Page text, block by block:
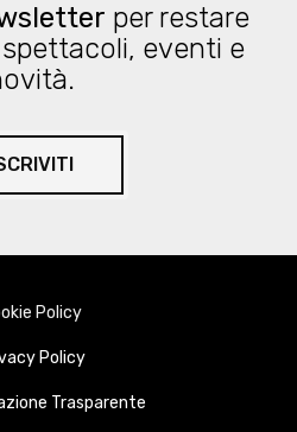
per restare
eventi e
Policy
Policy
Trasparente